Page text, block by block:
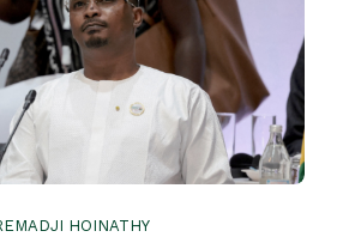
HOINATHY